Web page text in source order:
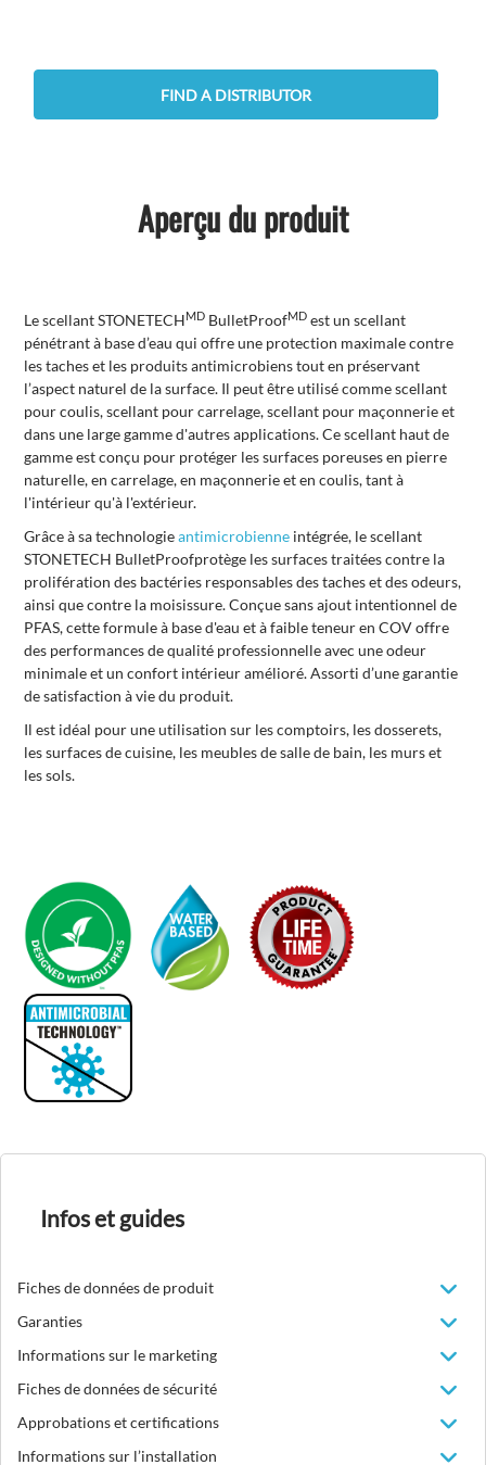
FIND A DISTRIBUTOR
Aperçu du produit
Le scellant STONETECHMD BulletProofMD est un scellant
pénétrant à base d’eau qui offre une protection maximale contre
les taches et les produits antimicrobiens tout en préservant
l’aspect naturel de la surface. Il peut être utilisé comme scellant
pour coulis, scellant pour carrelage, scellant pour maçonnerie et
dans une large gamme d'autres applications. Ce scellant haut de
gamme est conçu pour protéger les surfaces poreuses en pierre
naturelle, en carrelage, en maçonnerie et en coulis, tant à
l'intérieur qu'à l'extérieur.
Grâce à sa technologieantimicrobienne intégrée, le scellant
STONETECH BulletProofprotège les surfaces traitées contre la
prolifération des bactéries responsables des taches et des odeurs,
ainsi que contre la moisissure. Conçue sans ajout intentionnel de
PFAS, cette formule à base d'eau et à faible teneur en COV offre
des performances de qualité professionnelle avec une odeur
minimale et un confort intérieur amélioré. Assorti d’une garantie
de satisfaction à vie du produit.
Il est idéal pour une utilisation sur les comptoirs, les dosserets,
les surfaces de cuisine, les meubles de salle de bain, les murs et
les sols.
Infos et guides
Fiches de données de produit
Garanties
Informations sur le marketing
Fiches de données de sécurité
Approbations et certifications
Informations sur l’installation